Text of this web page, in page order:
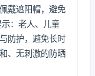
戴遮阳帽，避免
：老人、儿童
防护，避免长时
、无刺激的防晒